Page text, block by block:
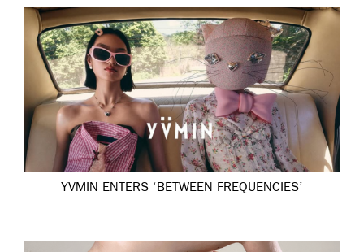
YVMIN ENTERS ‘BETWEEN FREQUENCIES’